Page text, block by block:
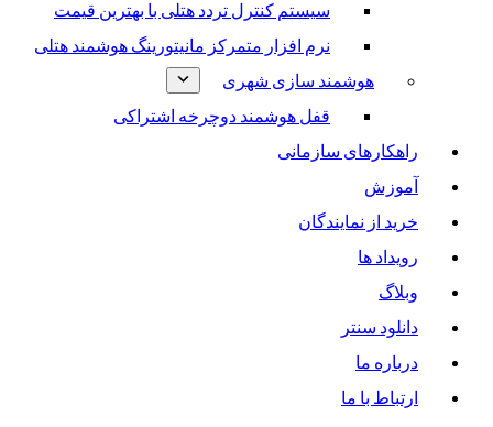
سیستم کنترل تردد هتلی با بهترین قیمت
نرم افزار متمرکز مانیتورینگ هوشمند هتلی
هوشمند سازی شهری
قفل هوشمند دوچرخه اشتراکی
راهکارهای سازمانی
آموزش
خرید از نمایندگان
رویداد ها
وبلاگ
دانلود سنتر
درباره ما
ارتباط با ما